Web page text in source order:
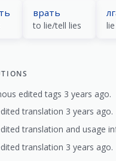
врать
to lie/tell lies lie
edited tags 3 years ago.
translation 3 years ago.
translation and usage
translation 3 years ago.